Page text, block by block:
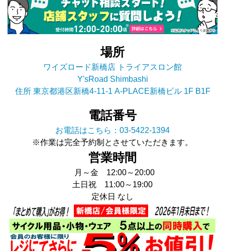
場所
ワイズロード新橋店 トライアスロン館
Y'sRoad Shimbashi
住所 東京都港区新橋4-11-1 A-PLACE新橋ビル 1F B1F
電話番号
お電話はこちら：03-5422-1394
※作業は完全予約制とさせていただきます。
営業時間
月～金 12:00～20:00
土日祝 11:00～19:00
定休日 なし